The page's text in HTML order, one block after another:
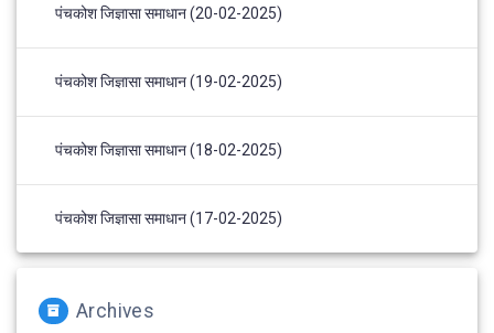
पंचकोश जिज्ञासा समाधान (20-02-2025)
पंचकोश जिज्ञासा समाधान (19-02-2025)
पंचकोश जिज्ञासा समाधान (18-02-2025)
पंचकोश जिज्ञासा समाधान (17-02-2025)
Archives